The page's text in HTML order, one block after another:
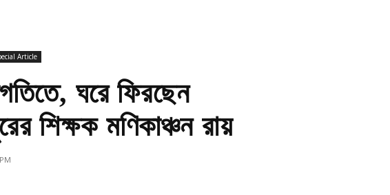
Article
ঘরে ফিরছেন
শিক্ষক মণিকাঞ্চন রায়